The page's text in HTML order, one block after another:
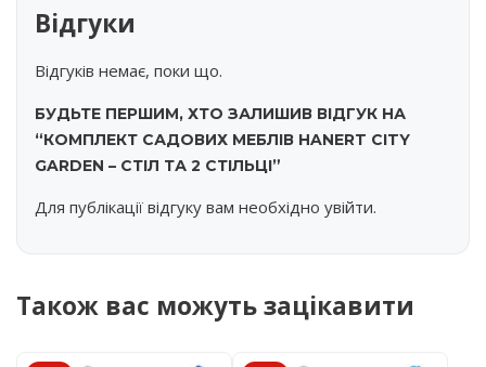
Відгуки
Відгуків немає, поки що.
БУДЬТЕ ПЕРШИМ, ХТО ЗАЛИШИВ ВІДГУК НА
“КОМПЛЕКТ САДОВИХ МЕБЛІВ HANERT CITY
GARDEN – СТІЛ ТА 2 СТІЛЬЦІ”
Для публікації відгуку вам необхідно увійти.
Також вас можуть зацікавити